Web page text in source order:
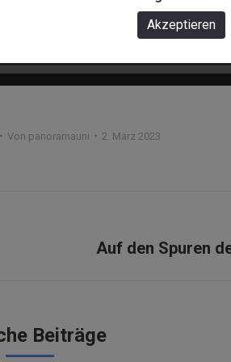
Von panoramauni 2. März 2023
NächsterAuf den Spuren
Beiträge
Akzeptieren